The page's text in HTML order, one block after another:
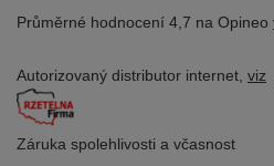
Průměrné hodnocení 4,7 na Opineo
Autorizovaný distributor internet, viz
Záruka spolehlivosti a včasnost